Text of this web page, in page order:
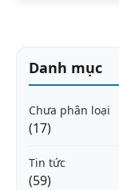
Danh mục
Chưa phân loại
(17)
Tin tức
(59)